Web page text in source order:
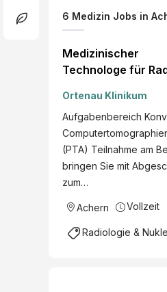
6 Medizin Jobs in
Medizinischer
Technologe für
nächstmöglicher
Zeitpunkt Voll-
Teilzeit
Ortenau Klinikum
Aufgabenbereich
(PTA) Teilnahme am
bringen Sie mit
zum…
Achern Vollzeit
Radiologie &